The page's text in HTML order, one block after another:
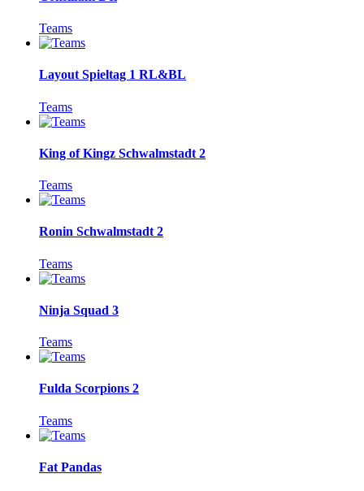
Teams
Layout Spieltag 1 RL&BL
Teams
King of Kingz Schwalmstadt 2
Teams
Ronin Schwalmstadt 2
Teams
Ninja Squad 3
Teams
Fulda Scorpions 2
Teams
Fat Pandas